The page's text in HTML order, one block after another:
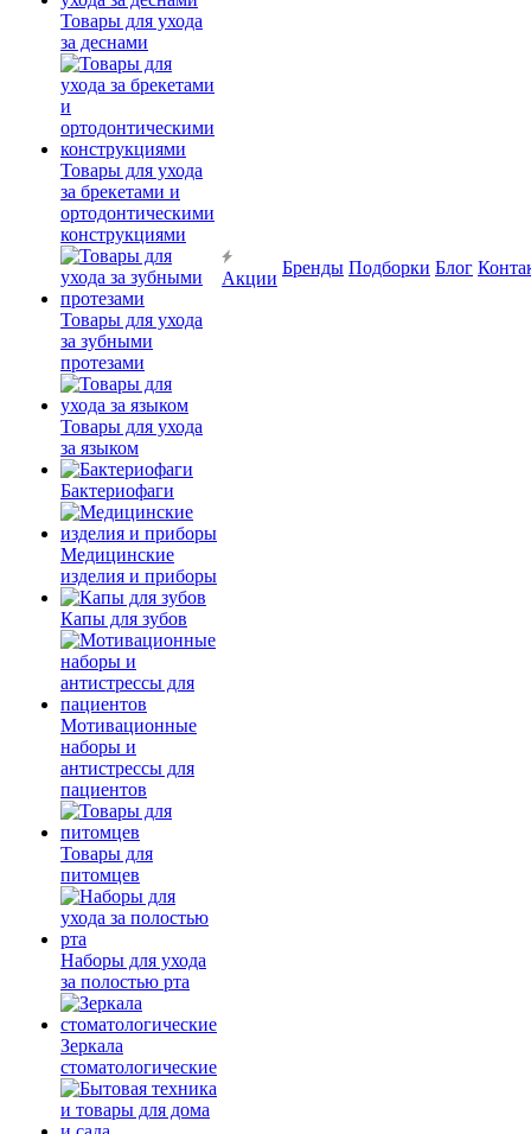
Товары для ухода
за деснами
Товары для ухода
за брекетами и
ортодонтическими
конструкциями
Товары для ухода
за зубными
протезами
Товары для ухода
за языком
Бактериофаги
Медицинские
изделия и приборы
Капы для зубов
Мотивационные
наборы и
антистрессы для
пациентов
Товары для
питомцев
Наборы для ухода
за полостью рта
Зеркала
стоматологические
Акции
Бренды Подборки Блог